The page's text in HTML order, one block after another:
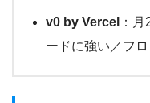
v0 by Vercel
：
ードに強い／フ